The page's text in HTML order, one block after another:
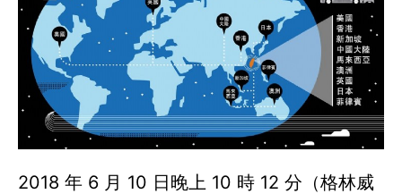
2018 年 6 月 10 日晚上 10 時 12 分（格林威